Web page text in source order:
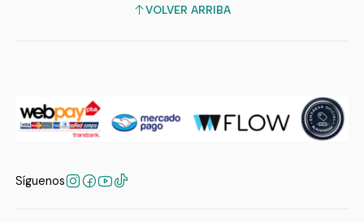
VOLVER ARRIBA
Síguenos